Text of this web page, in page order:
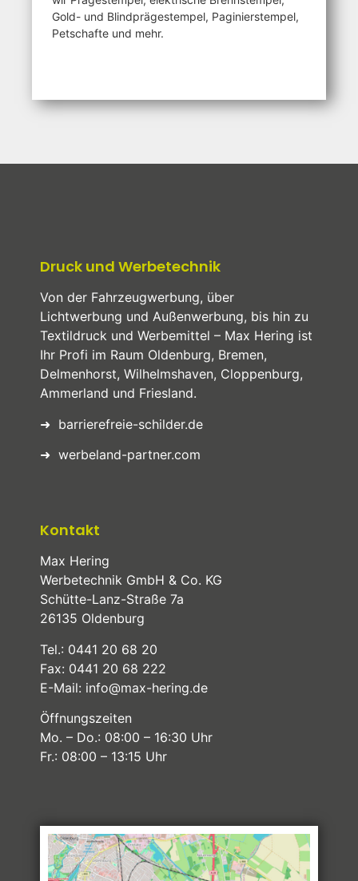
Gold- und Blindprägestempel, Paginierstempel,
Petschafte und mehr.
Druck und Werbetechnik
Von der Fahrzeugwerbung, über
Lichtwerbung und Außenwerbung, bis hin zu
Textildruck und Werbemittel – Max Hering ist
Ihr Profi im Raum Oldenburg, Bremen,
Delmenhorst, Wilhelmshaven, Cloppenburg,
Ammerland und Friesland.
➜ barrierefreie-schilder.de
➜ werbeland-partner.com
Kontakt
Max Hering
Werbetechnik GmbH & Co. KG
Schütte-Lanz-Straße 7a
26135 Oldenburg
Tel.: 0441 20 68 20
Fax: 0441 20 68 222
E-Mail: info@max-hering.de
Öffnungszeiten
Mo. – Do.: 08:00 – 16:30 Uhr
Fr.: 08:00 – 13:15 Uhr